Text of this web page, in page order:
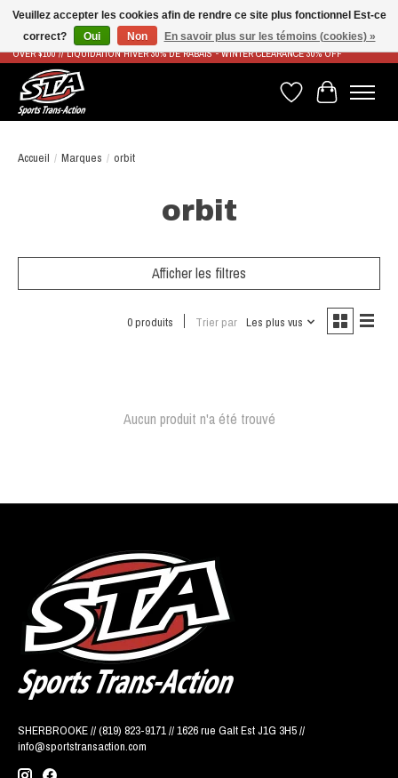
LIVRAISON RAPIDE ET GRATUITE À PARTIR DE 100$ - FAST & FREE SHIPPING ON ORDERS
OVER $100 // LIQUIDATION HIVER 30% DE RABAIS - WINTER CLEARANCE 30% OFF
Liste de souhaits
Panier
Accueil / Marques / orbit
orbit
Afficher les filtres
0 produits Trier par Les plus vus
Aucun produit n'a été trouvé
SHERBROOKE // (819) 823-9171 // 1626 rue Galt Est J1G 3H5 //
info@sportstransaction.com
Veuillez accepter les cookies afin de rendre ce site plus fonctionnel Est-ce
correct?
Oui Non En savoir plus sur les témoins (cookies) »